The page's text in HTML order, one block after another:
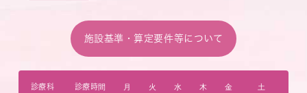
施設基準・算定要件等について
診療科 診療時間 月 火 水 木 金 土